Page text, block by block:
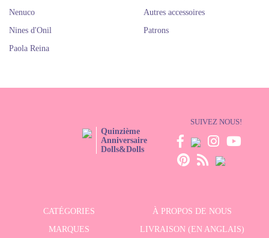
Nenuco
Nines d'Onil
Paola Reina
Autres accessoires
Patrons
Quinzième
Anniversaire
Dolls&Dolls
SUIVEZ NOUS!
CATÉGORIES
À PROPOS DE NOUS
MARQUES
LIVRAISON (EN ANGLAIS)